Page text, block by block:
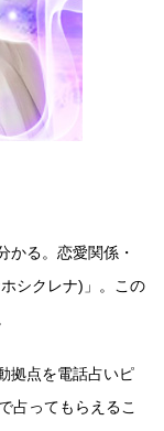
かる。恋愛関係・
シクレナ)」。この
拠点を電話占いピ
占ってもらえるこ